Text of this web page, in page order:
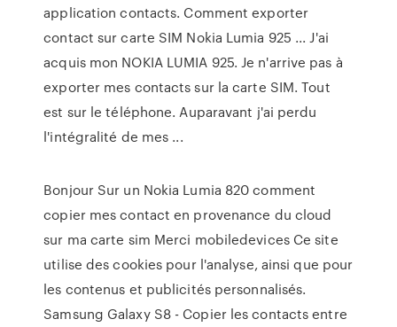
application contacts. Comment exporter
contact sur carte SIM Nokia Lumia 925 ... J'ai
acquis mon NOKIA LUMIA 925. Je n'arrive pas à
exporter mes contacts sur la carte SIM. Tout
est sur le téléphone. Auparavant j'ai perdu
l'intégralité de mes ...
Bonjour Sur un Nokia Lumia 820 comment
copier mes contact en provenance du cloud
sur ma carte sim Merci mobiledevices Ce site
utilise des cookies pour l'analyse, ainsi que pour
les contenus et publicités personnalisés.
Samsung Galaxy S8 - Copier les contacts entre